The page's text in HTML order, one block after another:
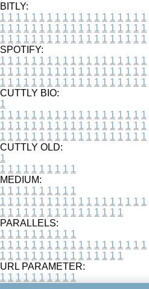
BITLY:
1 1 1 1 1 1 1 1 1 1 1 1 1 1 1 1 1 1 1
1 1 1 1 1 1 1 1 1 1 1 1 1 1 1 1 1 1 1
1 1 1 1 1 1 1 1 1 1 1 1 1 1 1 1 1 1 1
SPOTIFY:
1 1 1 1 1 1 1 1 1 1 1 1 1 1 1 1 1 1 1
1 1 1 1 1 1 1 1 1 1 1 1 1 1 1 1 1 1 1
1 1 1 1 1 1 1 1 1 1 1 1 1 1 1 1 1 1 1
CUTTLY BIO:
1
1 1 1 1 1 1 1 1 1 1 1 1 1 1 1 1 1 1 1
1 1 1 1 1 1 1 1 1 1 1 1 1 1 1 1 1 1 1
1 1 1 1 1 1 1 1 1 1 1 1 1 1 1 1 1 1 1
CUTTLY OLD:
1
1 1 1 1 1 1 1 1 1 1
MEDIUM:
1 1 1 1 1 1 1 1 1 1
1 1 1 1 1 1 1 1 1 1 1 1 1 1 1 1 1 1 1
1 1 1 1 1 1 1 1 1 1 1 1 1 1 1 1
PARALLELS:
1 1 1 1 1 1 1 1 1 1
1 1 1 1 1 1 1 1 1 1 1 1 1 1 1 1 1 1 1
1 1 1 1 1 1 1 1 1 1 1 1 1 1 1 1
URL PARAMETER:
1 1 1 1 1 1 1 1 1 1